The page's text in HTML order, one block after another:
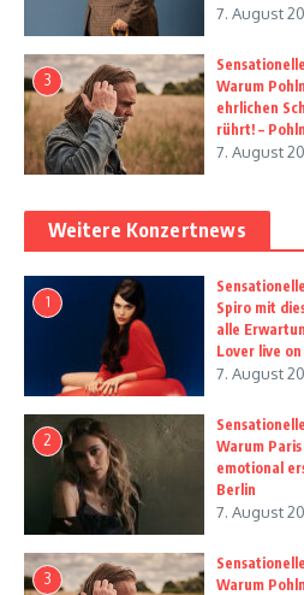
7. August
3
Warum
ehrlichen
rührt! –
7. August
Weitere Konzertnews
1
Spiro mit
alle
Lover live
7. August
2
Warum
emotional
Berlin
7. August
3
Warum